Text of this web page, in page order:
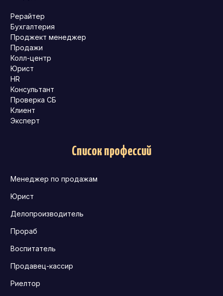
Рерайтер
Бухгалтерия
Проджект менеджер
Продажи
Колл-центр
Юрист
HR
Консультант
Проверка СБ
Клиент
Эксперт
Список профессий
Менеджер по продажам
Юрист
Делопроизводитель
Прораб
Воспитатель
Продавец-кассир
Риелтор